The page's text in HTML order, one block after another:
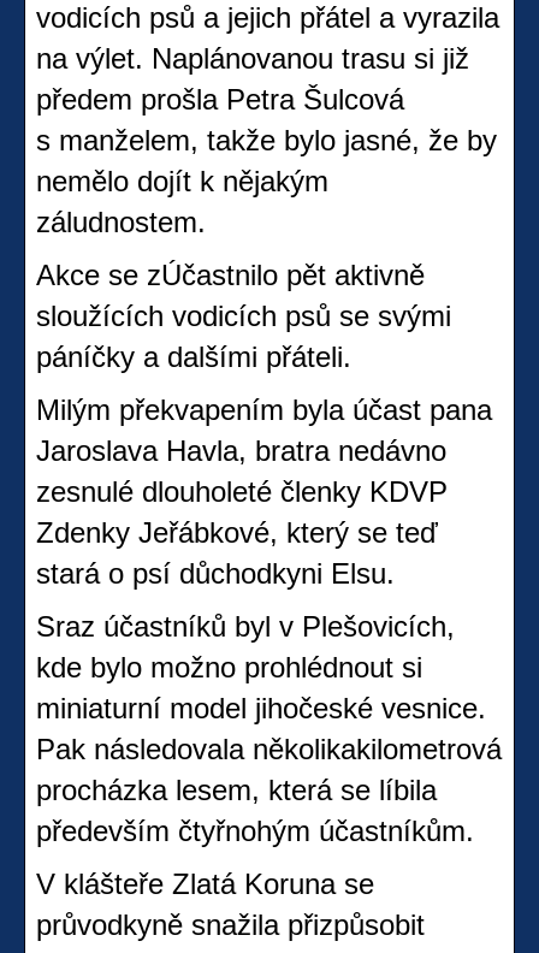
vodicích psů a jejich přátel a vyrazila
na výlet. Naplánovanou trasu si již
předem prošla Petra Šulcová
s manželem, takže bylo jasné, že by
nemělo dojít k nějakým
záludnostem.
Akce se zÚčastnilo pět aktivně
sloužících vodicích psů se svými
páníčky a dalšími přáteli.
Milým překvapením byla účast pana
Jaroslava Havla, bratra nedávno
zesnulé dlouholeté členky KDVP
Zdenky Jeřábkové, který se teď
stará o psí důchodkyni Elsu.
Sraz účastníků byl v Plešovicích,
kde bylo možno prohlédnout si
miniaturní model jihočeské vesnice.
Pak následovala několikakilometrová
procházka lesem, která se líbila
především čtyřnohým účastníkům.
V klášteře Zlatá Koruna se
průvodkyně snažila přizpůsobit